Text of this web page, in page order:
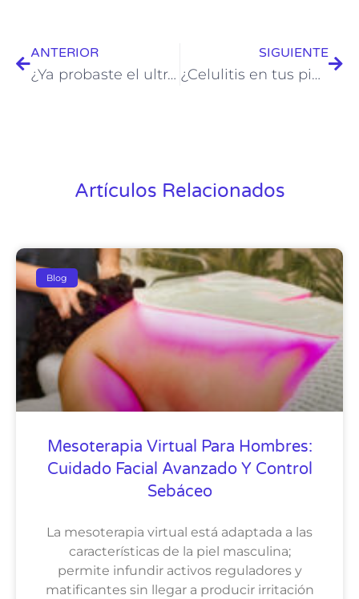
ANTERIOR
¿Ya probaste el ultrasonido terapéutico? Te contamos de qué se trata
SIGUIENTE
¿Celulitis en tus piernas? Conoce tres pasos definitivos para tratarla
Artículos Relacionados
Blog
Mesoterapia Virtual Para Hombres:
Cuidado Facial Avanzado Y Control
Sebáceo
La mesoterapia virtual está adaptada a las
características de la piel masculina;
permite infundir activos reguladores y
matificantes sin llegar a producir irritación